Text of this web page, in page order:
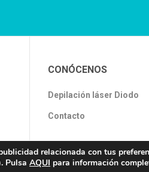
CONÓCENOS
Depilación láser Diodo
Contacto
relacionada con tus
Pulsa AQUI para información